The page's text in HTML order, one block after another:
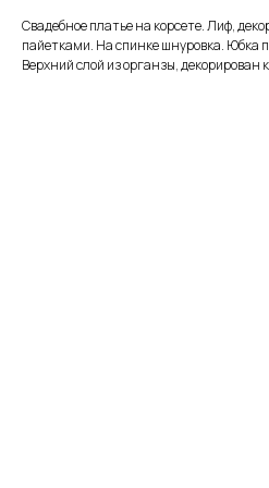
Свадебное платье на корсете. Лиф,
пайетками. На спинке шнуровка. Юбка
Верхний слой из органзы, декорирован